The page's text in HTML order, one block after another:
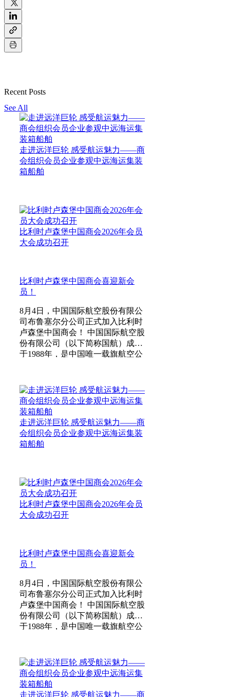
Recent Posts
See All
走进远洋巨轮 感受航运魅力——商
会组织会员企业参观中远海运集装
箱船舶
比利时卢森堡中国商会2026年会员
大会成功召开
比利时卢森堡中国商会喜迎新会
员！
8月4日，中国国际航空股份有限公
司布鲁塞尔分公司正式加入比利时
卢森堡中国商会！ 中国国际航空股
份有限公司（以下简称国航）成立
于1988年，是中国唯一载旗航空公
冬奥会和冬残奥会官方航空客运合
作伙伴。国航在香港、伦敦和上海
上市。 截至2025年12月31日，国航
（含控股公司）共拥有各型飞机
964架和均衡丰富的航线网络。借
走进远洋巨轮 感受航运魅力——商
会组织会员企业参观中远海运集装
箱船舶
比利时卢森堡中国商会2026年会员
大会成功召开
比利时卢森堡中国商会喜迎新会
员！
8月4日，中国国际航空股份有限公
司布鲁塞尔分公司正式加入比利时
卢森堡中国商会！ 中国国际航空股
份有限公司（以下简称国航）成立
于1988年，是中国唯一载旗航空公
冬奥会和冬残奥会官方航空客运合
作伙伴。国航在香港、伦敦和上海
上市。 截至2025年12月31日，国航
（含控股公司）共拥有各型飞机
走进远洋巨轮 感受航运魅力——商